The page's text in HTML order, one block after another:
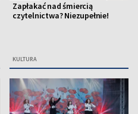
Zapłakać nad śmiercią
czytelnictwa? Niezupełnie!
KULTURA